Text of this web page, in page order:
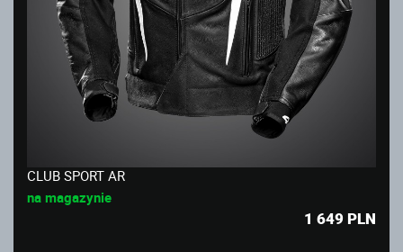
CLUB SPORT AR
na magazynie
1 649 PLN